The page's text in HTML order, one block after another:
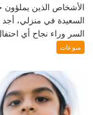
الأشخاص الذين يملؤون
السعيدة في منزلي،
السر وراء نجاح أي
منوعات